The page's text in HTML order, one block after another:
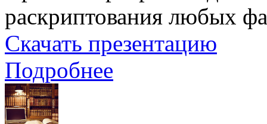
раскриптования любых
Скачать презентацию
Подробнее